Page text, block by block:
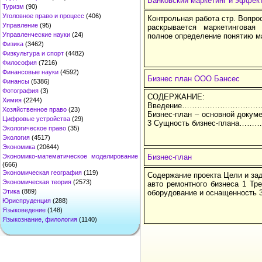
Туризм (90)
Уголовное право и процесс (406)
Управление (95)
Управленческие науки (24)
Физика (3462)
Физкультура и спорт (4482)
Философия (7216)
Финансовые науки (4592)
Финансы (5386)
Фотография (3)
Химия (2244)
Хозяйственное право (23)
Цифровые устройства (29)
Экологическое право (35)
Экология (4517)
Экономика (20644)
Экономико-математическое моделирование
(666)
Экономическая география (119)
Экономическая теория (2573)
Этика (889)
Юриспруденция (288)
Языковедение (148)
Языкознание, филология (1140)
Контрольная работа стр.
раскрывается
полное определение понятию
Бизнес план ООО Бансес
Бизнес-план – основной
3 Сущность бизнес-
Бизнес-план
Содержание проекта Цели и
авто ремонтного бизнеса 1
оборудование и оснащенность